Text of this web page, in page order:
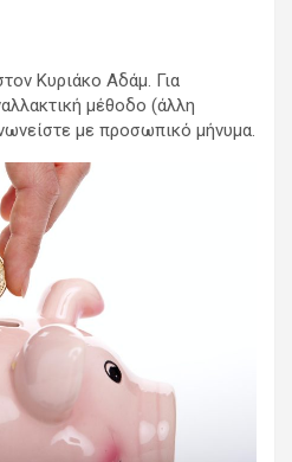
Κυριάκο Αδάμ. Για
μέθοδο (άλλη
με προσωπικό μήνυμα.